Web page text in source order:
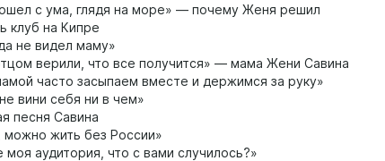
с ума, глядя на море» — почему Женя решил
клуб на Кипре
не видел маму»
верили, что все получится» — мама Жени Савина
часто засыпаем вместе и держимся за руку»
вини себя ни в чем»
песня Савина
можно жить без России»
моя аудитория, что с вами случилось?»